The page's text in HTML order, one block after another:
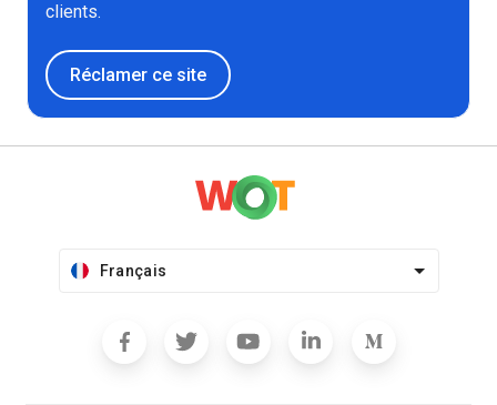
clients.
Réclamer ce site
Français